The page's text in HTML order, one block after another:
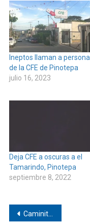
Ineptos llaman a personal
de la CFE de Pinotepa
julio 16, 2023
Deja CFE a oscuras a el
Tamarindo, Pinotepa
septiembre 8, 2022
Navegación
Caminito a la escuela peligroso en Pinotepa